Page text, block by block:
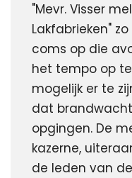
"Mevr. Visser
Lakfabrieken"
coms op die
het tempo op
mogelijk er te
dat
opgingen. De
kazerne,
de leden van de